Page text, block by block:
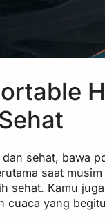
sehat, bawa
saat
sehat. Kamu
cuaca yang